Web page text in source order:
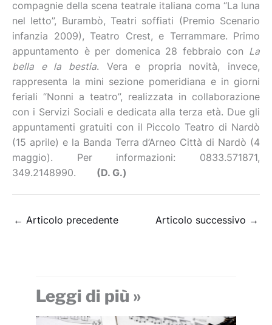
compagnie della scena teatrale italiana coma “La luna
nel letto”, Burambò, Teatri soffiati (Premio Scenario
infanzia 2009), Teatro Crest, e Terrammare. Primo
appuntamento è per domenica 28 febbraio con La
bella e la bestia. Vera e propria novità, invece,
rappresenta la mini sezione pomeridiana e in giorni
feriali “Nonni a teatro”, realizzata in collaborazione
con i Servizi Sociali e dedicata alla terza età. Due gli
appuntamenti gratuiti con il Piccolo Teatro di Nardò
(15 aprile) e la Banda Terra d’Arneo Città di Nardò (4
maggio). Per informazioni: 0833.571871,
349.2148990.
(D. G.)
← Articolo precedente Articolo successivo →
Leggi di più »